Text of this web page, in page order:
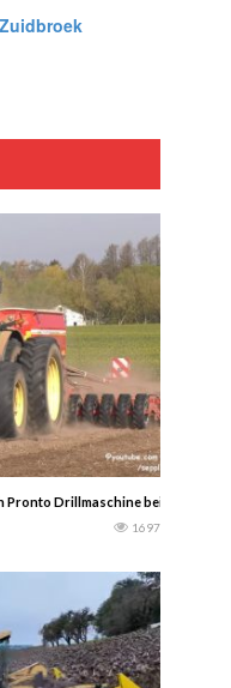
Zuidbroek
Pronto Drillmaschine bei der
1697